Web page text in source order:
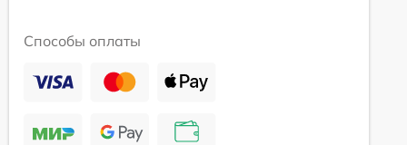
Способы оплаты